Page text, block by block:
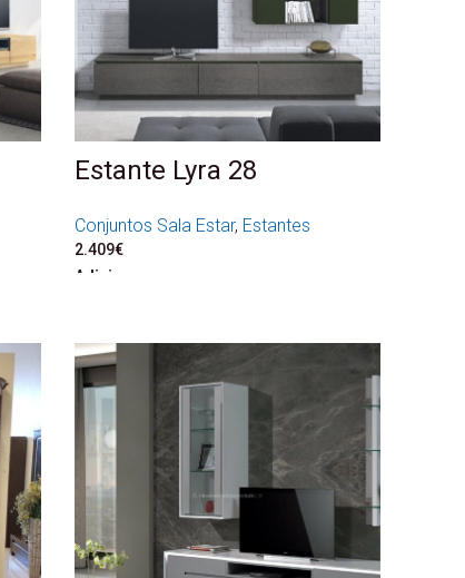
Estante Lyra 28
Conjuntos Sala Estar, Estantes
2.409€
Adicionar